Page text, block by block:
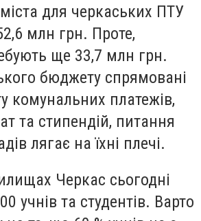
для черкаських ПТУ
млн грн. Проте,
ще 33,7 млн грн.
бюджету спрямовані
комунальних платежів,
та стипендій, питання
лягає на їхні плечі.
Черкас сьогодні
учнів та студентів. Варто